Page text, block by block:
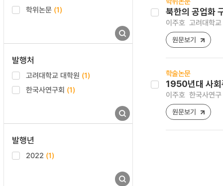
학위논문 (1)
발행처
고려대학교 대학원 (1)
한국사연구회 (1)
발행년
2022 (1)
북한의 공업화
이주호 고려대학
원문보기
학술논문
1950년대 사회
이주호 한국사연
원문보기